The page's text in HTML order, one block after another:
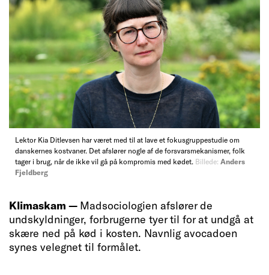
Lektor Kia Ditlevsen har været med til at lave et fokusgruppestudie om
danskernes kostvaner. Det afslører nogle af de forsvarsmekanismer, folk
tager i brug, når de ikke vil gå på kompromis med kødet. Billede: Anders
Fjeldberg
Klimaskam — Madsociologien afslører de
undskyldninger, forbrugerne tyer til for at undgå at
skære ned på kød i kosten. Navnlig avocadoen
synes velegnet til formålet.